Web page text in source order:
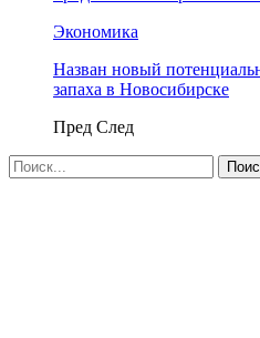
Экономика
Назван новый
запаха в Новосибирске
Пред След